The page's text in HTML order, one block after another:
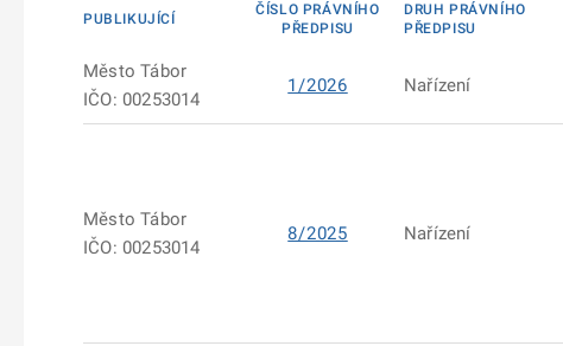
PUBLIKUJÍCÍ
ČÍSLO PRÁVNÍHO
PŘEDPISU
DRUH PRÁVNÍHO
PŘEDPISU
Město Tábor
IČO: 00253014
1/2026 Nařízení
Město Tábor
IČO: 00253014
8/2025 Nařízení